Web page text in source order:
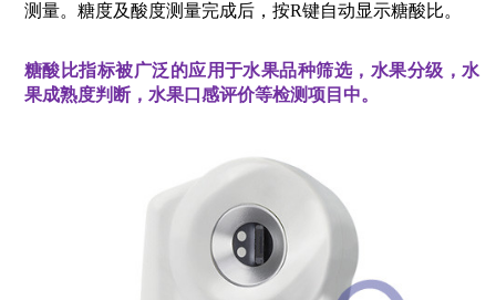
测量。糖度及酸度测量完成后，按R键自动显示糖酸比。
糖酸比指标被广泛的应用于水果品种筛选，水果分级，水
果成熟度判断，水果口感评价等检测项目中。